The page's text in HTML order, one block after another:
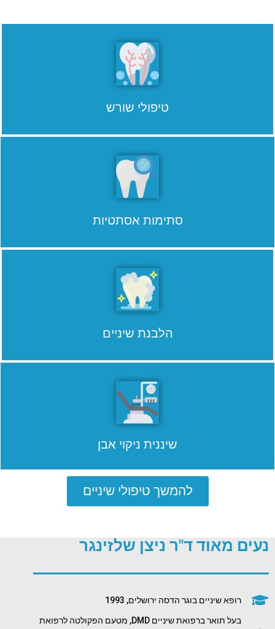
טיפולי שורש
סתימות אסתטיות
הלבנת שיניים
שיננית ניקוי אבן
להמשך טיפולי שיניים
נעים מאוד ד"ר ניצן שלזינגר
רופא שיניים בוגר הדסה ירושלים, 1993
בעל תואר ברפואת שיניים DMD, מטעם הפקולטה לרפואת